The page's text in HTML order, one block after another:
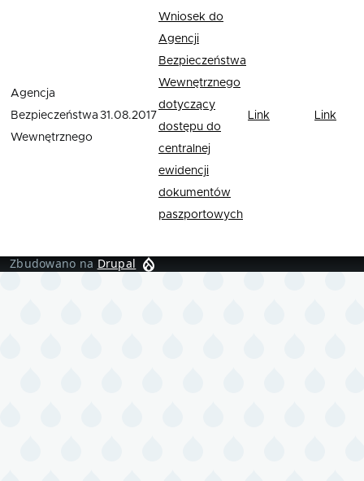
Agencja
Bezpieczeństwa
Wewnętrznego
31.08.2017
Wniosek do
Agencji
Bezpieczeństwa
Wewnętrznego
dotyczący
dostępu do
centralnej
ewidencji
dokumentów
paszportowych
Link Link
Zbudowano na Drupal